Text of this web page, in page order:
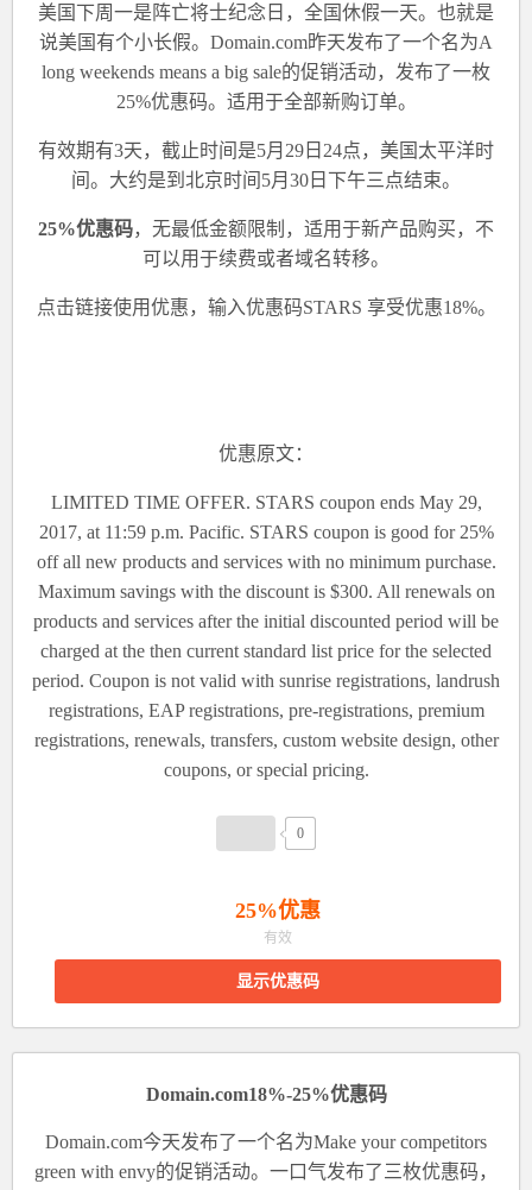
美国下周一是阵亡将士纪念日，全国休假一天。也就是
说美国有个小长假。Domain.com昨天发布了一个名为A
long weekends means a big sale的促销活动，发布了一枚
25%优惠码。适用于全部新购订单。
有效期有3天，截止时间是5月29日24点，美国太平洋时
间。大约是到北京时间5月30日下午三点结束。
25%优惠码，无最低金额限制，适用于新产品购买，不
可以用于续费或者域名转移。
点击链接使用优惠， 输入优惠码STARS 享受优惠18%。
优惠原文：
LIMITED TIME OFFER. STARS coupon ends May 29,
2017, at 11:59 p.m. Pacific. STARS coupon is good for 25%
off all new products and services with no minimum purchase.
Maximum savings with the discount is $300. All renewals on
products and services after the initial discounted period will be
charged at the then current standard list price for the selected
period. Coupon is not valid with sunrise registrations, landrush
registrations, EAP registrations, pre-registrations, premium
registrations, renewals, transfers, custom website design, other
coupons, or special pricing.
0
25%优惠
有效
显示优惠码
Domain.com18%-25%优惠码
Domain.com今天发布了一个名为Make your competitors
green with envy的促销活动。一口气发布了三枚优惠码，